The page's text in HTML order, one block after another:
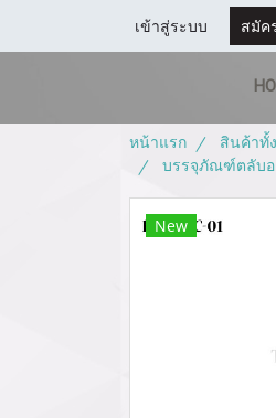
เข้าสู่ระบบ สมัค
หน้าแรก สินค้าทั้
บรรจุภัณฑ์ตลับอ
New